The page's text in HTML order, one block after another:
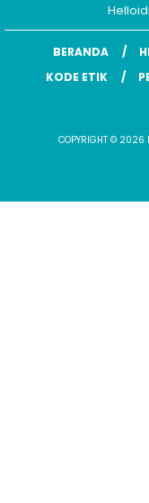
BERANDA
KODE ETIK
COPYRIGHT © 2026